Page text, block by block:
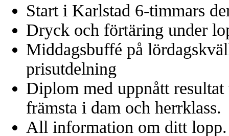
Start i Karlstad 6-timmars
Dryck och förtäring under
Middagsbuffé på
prisutdelning
Diplom med uppnått
främsta i dam och herrklass.
All information om ditt